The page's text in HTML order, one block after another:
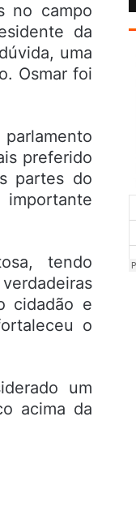
no campo
da
uma
Osmar foi
preferido
partes do
importante
tendo
cidadão e
o
um
acima da